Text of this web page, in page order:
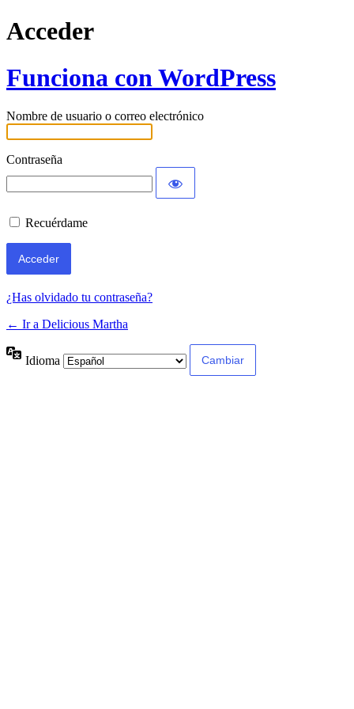
Acceder
Funciona con WordPress
Nombre de usuario o correo electrónico
Contraseña
Recuérdame
¿Has olvidado tu contraseña?
← Ir a Delicious Martha
Idioma